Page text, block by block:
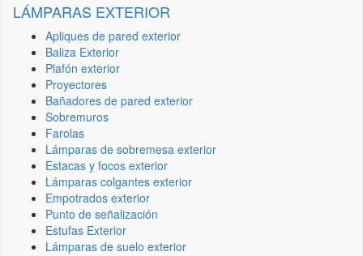
LÁMPARAS EXTERIOR
Apliques de pared exterior
Baliza Exterior
Plafón exterior
Proyectores
Bañadores de pared exterior
Sobremuros
Farolas
Lámparas de sobremesa exterior
Estacas y focos exterior
Lámparas colgantes exterior
Empotrados exterior
Punto de señalización
Estufas Exterior
Lámparas de suelo exterior